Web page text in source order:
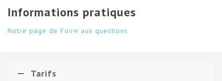
Informations pratiques
Notre page de Foire aux questions
Tarifs